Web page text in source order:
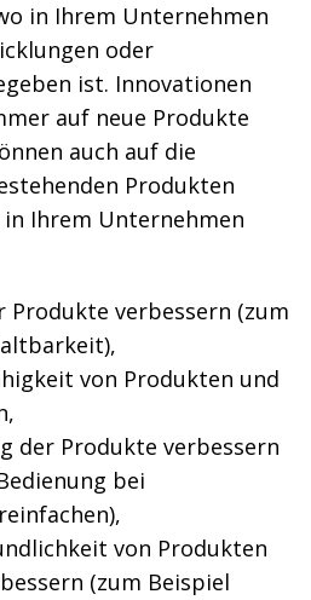
in Ihrem Unternehmen
oder
ist. Innovationen
auf neue Produkte
auch auf die
Produkten
in Ihrem Unternehmen
Produkte verbessern (zum
von Produkten und
der Produkte verbessern
bei
von Produkten
(zum Beispiel